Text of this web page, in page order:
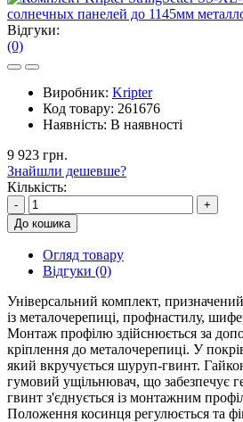
Відгуки:
(0)
Виробник: Kripter
Код товару: 261676
Наявність: В наявності
9 923 грн.
Знайшли дешевше?
Кількість:
-
+
До кошика
Огляд товару
Відгуки (0)
Універсальний комплект,
із металочерепиці, профнастилу,
Монтаж профілю здійснюється за
кріплення до металочерепиці. У
який вкручується шуруп-гвинт.
гумовий ущільнювач, що забезпечує
гвинт з'єднується із монтажним
Положення косинця регулюється та